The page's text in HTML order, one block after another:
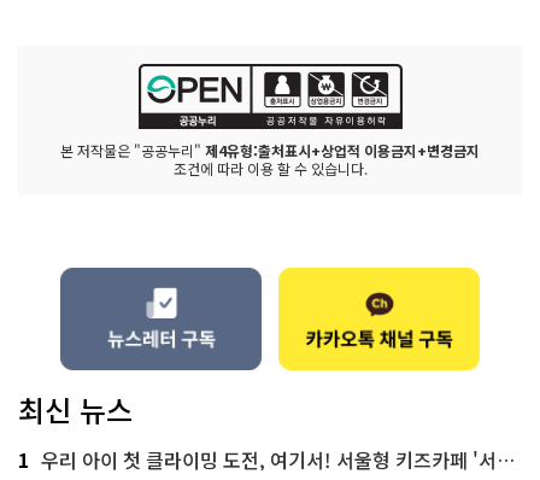
본 저작물은 "공공누리" 제4유형:출처표시+상업적 이용금지+변경금지
조건에 따라 이용 할 수 있습니다.
최신 뉴스
1 우리 아이 첫 클라이밍 도전, 여기서! 서울형 키즈카페 '서울가족플라자점'